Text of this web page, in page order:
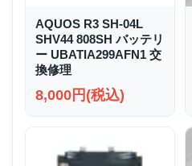
AQUOS R3 SH-04L
SHV44 808SH バッテリ
ー UBATIA299AFN1 交
換修理
8,000円(税込)